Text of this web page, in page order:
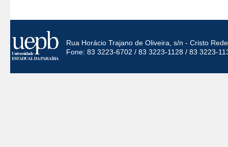
Rua Horácio Trajano de Oliveira, s/n - Cristo
Fone: 83 3223-6702 / 83 3223-1128 / 83 3223-